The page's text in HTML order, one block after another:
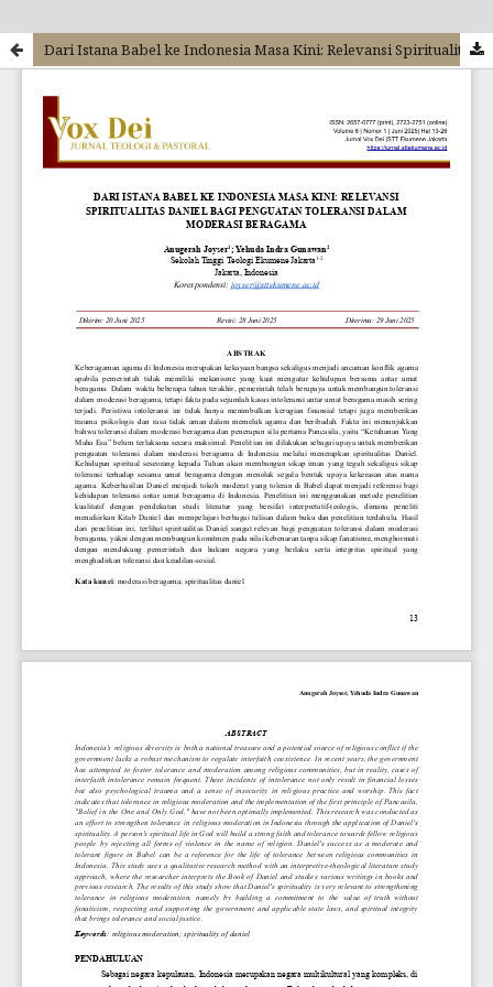
Dari Istana Babel ke Indonesia Masa Kini: Relevansi Spiritualitas Daniel bagi Penguatan Toleransi Dalam Moderasi Beragama